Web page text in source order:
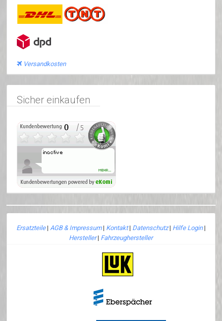
Versandkosten
Sicher einkaufen
Ersatzteile| AGB & Impressum| Kontakt| Datenschutz| Hilfe Login|
Hersteller| Fahrzeughersteller